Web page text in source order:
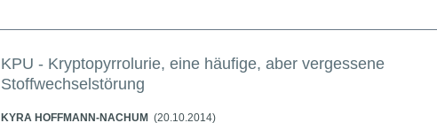
KPU - Kryptopyrrolurie, eine häufige, aber vergessene
Stoffwechselstörung
KYRA HOFFMANN-NACHUM (20.10.2014)